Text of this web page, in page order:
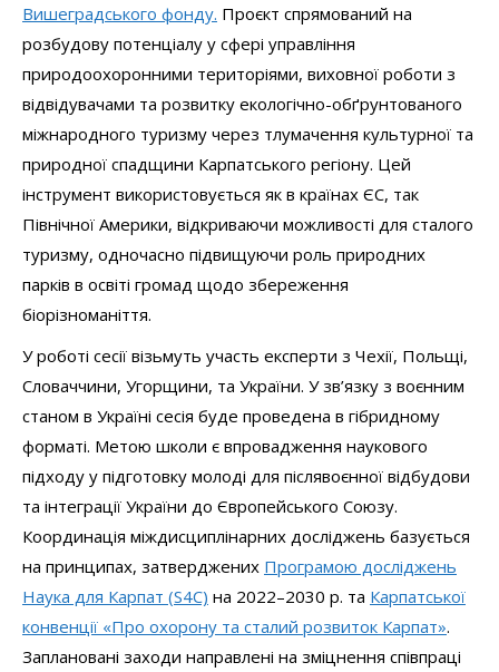
Вишеградського фонду. Проєкт спрямований на
розбудову потенціалу у сфері управління
природоохоронними територіями, виховної роботи з
відвідувачами та розвитку екологічно-обґрунтованого
міжнародного туризму через тлумачення культурної та
природної спадщини Карпатського регіону. Цей
інструмент використовується як в країнах ЄС, так
Північної Америки, відкриваючи можливості для сталого
туризму, одночасно підвищуючи роль природних
парків в освіті громад щодо збереження
біорізноманіття.
У роботі сесії візьмуть участь експерти з Чехії, Польщі,
Словаччини, Угорщини, та України. У зв’язку з воєнним
станом в Україні сесія буде проведена в гібридному
форматі. Метою школи є впровадження наукового
підходу у підготовку молоді для післявоєнної відбудови
та інтеграції України до Європейського Союзу.
Координація міждисциплінарних досліджень базується
на принципах, затверджених Програмою досліджень
Наука для Карпат (S4C) на 2022–2030 р. та Карпатської
конвенції «Про охорону та сталий розвиток Карпат».
Заплановані заходи направлені на зміцнення співпраці